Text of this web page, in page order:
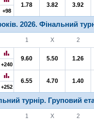
+98
1.78 3.82 3.92
2026. Фінальний
1 X 2
+240
9.60 5.50 1.26
+252
6.55 4.70 1.40
турнір. Груповий
1 X 2